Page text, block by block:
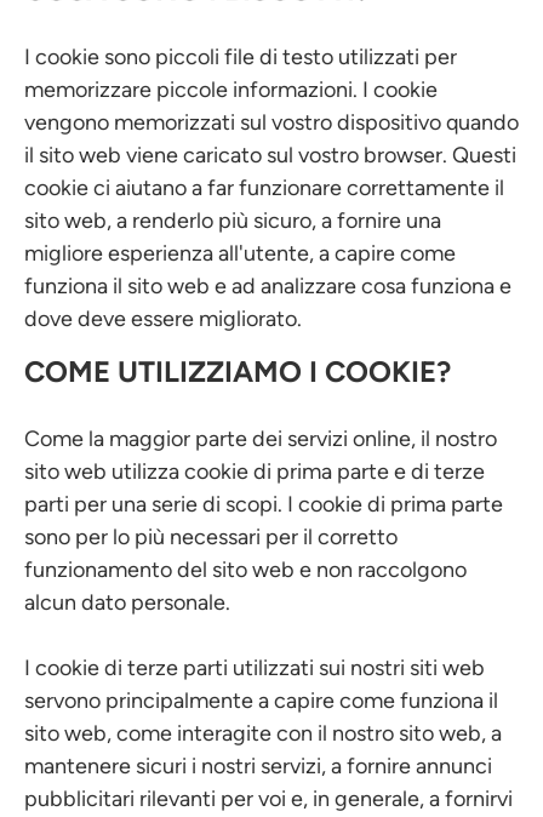
I cookie sono piccoli file di testo utilizzati per
memorizzare piccole informazioni. I cookie
vengono memorizzati sul vostro dispositivo quando
il sito web viene caricato sul vostro browser. Questi
cookie ci aiutano a far funzionare correttamente il
sito web, a renderlo più sicuro, a fornire una
migliore esperienza all'utente, a capire come
funziona il sito web e ad analizzare cosa funziona e
dove deve essere migliorato.
COME UTILIZZIAMO I COOKIE?
Come la maggior parte dei servizi online, il nostro
sito web utilizza cookie di prima parte e di terze
parti per una serie di scopi. I cookie di prima parte
sono per lo più necessari per il corretto
funzionamento del sito web e non raccolgono
alcun dato personale.
I cookie di terze parti utilizzati sui nostri siti web
servono principalmente a capire come funziona il
sito web, come interagite con il nostro sito web, a
mantenere sicuri i nostri servizi, a fornire annunci
pubblicitari rilevanti per voi e, in generale, a fornirvi